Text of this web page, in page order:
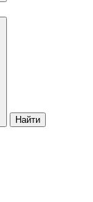
Найти